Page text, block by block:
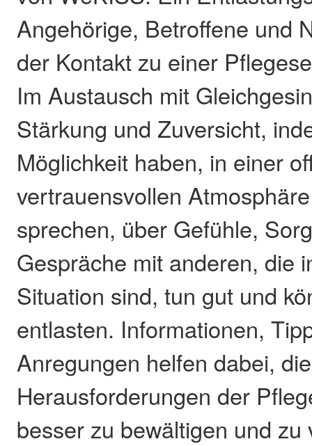
Angehörige, Betroffene und
der Kontakt zu einer
Im Austausch mit
Stärkung und Zuversicht,
Möglichkeit haben, in einer
vertrauensvollen
sprechen, über Gefühle,
Gespräche mit anderen, die
Situation sind, tun gut und
entlasten. Informationen,
Anregungen helfen dabei,
Herausforderungen der
besser zu bewältigen und zu